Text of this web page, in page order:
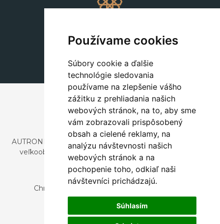
Používame cookies
Súbory cookie a ďalšie
technológie sledovania
používame na zlepšenie vášho
zážitku z prehliadania našich
webových stránok, na to, aby sme
vám zobrazovali prispôsobený
obsah a cielené reklamy, na
analýzu návštevnosti našich
webových stránok a na
pochopenie toho, odkiaľ naši
návštevníci prichádzajú.
Súhlasím
+420 311 604 182
dekorace@autronic.cz
AUTRONIC, s.r.o. je spoločnosť zaoberajúca sa dovozom a
veľkoobchodným predajom dizajnového aj štýlového
nábytku a dekorácií.
Česká republika
Chrustenice 270, 267 12 Loděnice u Berouna
Slovensko
Nová 366, 032 02 Závažná Poruba